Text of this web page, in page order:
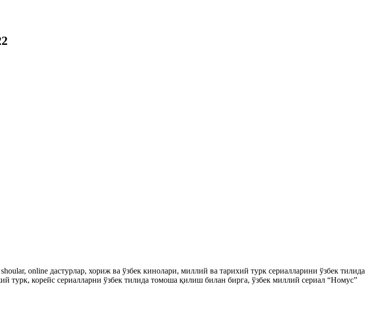
online дастурлар, хориж ва ўзбек кинолари, миллий ва тарихий турк сериалларини ўзбек тилида
корейс сериалларни ўзбек тилида томоша қилиш билан бирга, ўзбек миллий сериал “Номус”